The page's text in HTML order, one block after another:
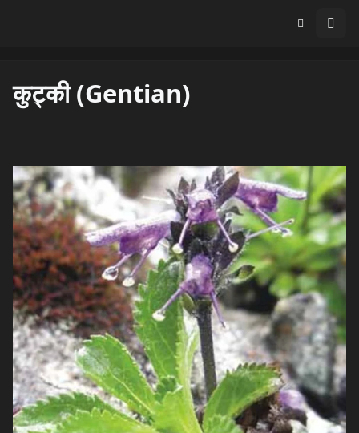
कुट्की (Gentian)